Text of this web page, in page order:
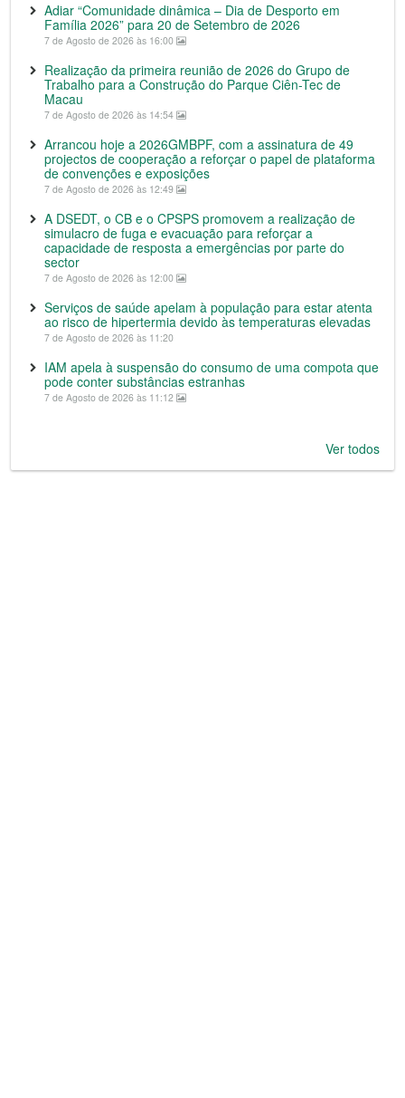
Adiar “Comunidade dinâmica – Dia de Desporto em
Família 2026” para 20 de Setembro de 2026
7 de Agosto de 2026 às 16:00
Realização da primeira reunião de 2026 do Grupo de
Trabalho para a Construção do Parque Ciên-Tec de
Macau
7 de Agosto de 2026 às 14:54
Arrancou hoje a 2026GMBPF, com a assinatura de 49
projectos de cooperação a reforçar o papel de plataforma
de convenções e exposições
7 de Agosto de 2026 às 12:49
A DSEDT, o CB e o CPSPS promovem a realização de
simulacro de fuga e evacuação para reforçar a
capacidade de resposta a emergências por parte do
sector
7 de Agosto de 2026 às 12:00
Serviços de saúde apelam à população para estar atenta
ao risco de hipertermia devido às temperaturas elevadas
7 de Agosto de 2026 às 11:20
IAM apela à suspensão do consumo de uma compota que
pode conter substâncias estranhas
7 de Agosto de 2026 às 11:12
Ver todos